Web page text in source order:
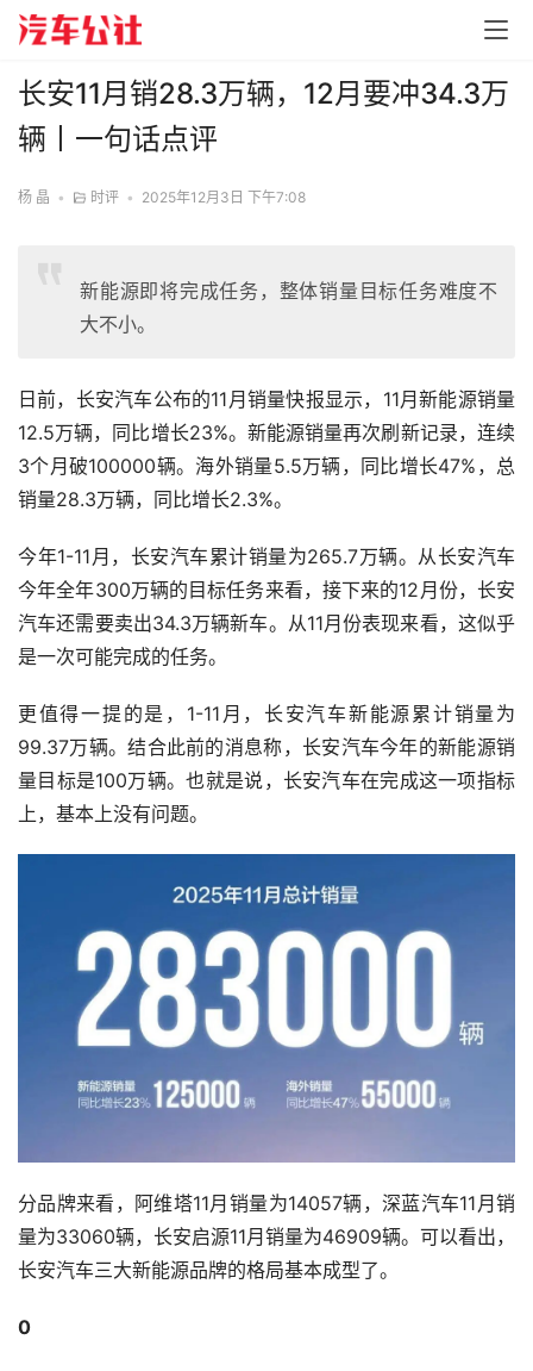
长安11月销28.3万辆，12月要冲34.3万
辆丨一句话点评
杨 晶 • 时评 • 2025年12月3日 下午7:08
新能源即将完成任务，整体销量目标任务难度不
大不小。
日前，长安汽车公布的11月销量快报显示，11月新能源销量
12.5万辆，同比增长23%。新能源销量再次刷新记录，连续
3个月破100000辆。海外销量5.5万辆，同比增长47%，总
销量28.3万辆，同比增长2.3%。
今年1-11月，长安汽车累计销量为265.7万辆。从长安汽车
今年全年300万辆的目标任务来看，接下来的12月份，长安
汽车还需要卖出34.3万辆新车。从11月份表现来看，这似乎
是一次可能完成的任务。
更值得一提的是，1-11月，长安汽车新能源累计销量为
99.37万辆。结合此前的消息称，长安汽车今年的新能源销
量目标是100万辆。也就是说，长安汽车在完成这一项指标
上，基本上没有问题。
分品牌来看，阿维塔11月销量为14057辆，深蓝汽车11月销
量为33060辆，长安启源11月销量为46909辆。可以看出，
长安汽车三大新能源品牌的格局基本成型了。
0